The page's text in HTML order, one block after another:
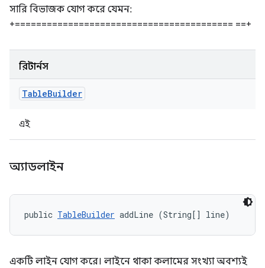
সারি বিভাজক যোগ করে যেমন:
+========================================= ==+
রিটার্নস
TableBuilder
এই
অ্যাডলাইন
public TableBuilder addLine (String[] line)
একটি লাইন যোগ করে। লাইনে থাকা কলামের সংখ্যা অবশ্যই